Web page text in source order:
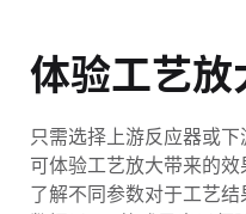
体验工艺放
只需选择上游反应器或
可体验工艺放大带来的
了解不同参数对于工艺